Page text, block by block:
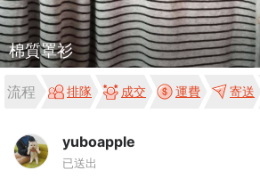
棉質罩衫
流程 排隊 成交 運費 寄送
yuboapple
已送出